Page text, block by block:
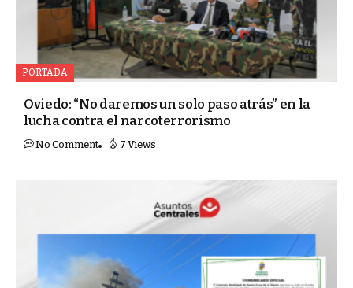
PORTADA
Oviedo: “No daremos un solo paso atrás” en la
lucha contra el narcoterrorismo
No Comment 7 Views